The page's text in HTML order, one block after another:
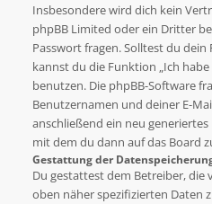
Insbesondere wird dich kein
phpBB Limited oder ein Dritter
Passwort fragen. Solltest du dein
kannst du die Funktion „Ich
benutzen. Die phpBB-Software
Benutzernamen und deiner E-
anschließend ein neu generiertes
mit dem du dann auf das Board
Gestattung der
Du gestattest dem Betreiber, die
oben näher spezifizierten Daten